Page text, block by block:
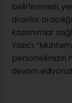
belirlenmesi,
dronlar
kazanımlar
Yazıcı,
personelimizin
devam